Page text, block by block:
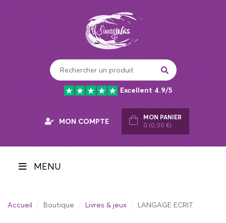
Excellent 4.9/5
MON COMPTE
MON PANIER
0 (0,00 €)
MENU
Accueil Boutique Livres & jeux LANGAGE ECRIT